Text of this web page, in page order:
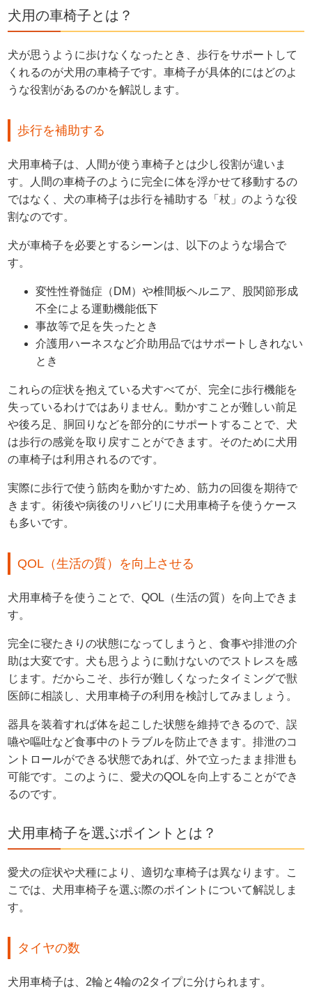
犬用の車椅子とは？
犬が思うように歩けなくなったとき、歩行をサポートして
くれるのが犬用の車椅子です。車椅子が具体的にはどのよ
うな役割があるのかを解説します。
歩行を補助する
犬用車椅子は、人間が使う車椅子とは少し役割が違いま
す。人間の車椅子のように完全に体を浮かせて移動するの
ではなく、犬の車椅子は歩行を補助する「杖」のような役
割なのです。
犬が車椅子を必要とするシーンは、以下のような場合で
す。
変性性脊髄症（DM）や椎間板ヘルニア、股関節形成
不全による運動機能低下
事故等で足を失ったとき
介護用ハーネスなど介助用品ではサポートしきれない
とき
これらの症状を抱えている犬すべてが、完全に歩行機能を
失っているわけではありません。動かすことが難しい前足
や後ろ足、胴回りなどを部分的にサポートすることで、犬
は歩行の感覚を取り戻すことができます。そのために犬用
の車椅子は利用されるのです。
実際に歩行で使う筋肉を動かすため、筋力の回復を期待で
きます。術後や病後のリハビリに犬用車椅子を使うケース
も多いです。
QOL（生活の質）を向上させる
犬用車椅子を使うことで、QOL（生活の質）を向上できま
す。
完全に寝たきりの状態になってしまうと、食事や排泄の介
助は大変です。犬も思うように動けないのでストレスを感
じます。だからこそ、歩行が難しくなったタイミングで獣
医師に相談し、犬用車椅子の利用を検討してみましょう。
器具を装着すれば体を起こした状態を維持できるので、誤
嚥や嘔吐など食事中のトラブルを防止できます。排泄のコ
ントロールができる状態であれば、外で立ったまま排泄も
可能です。このように、愛犬のQOLを向上することができ
るのです。
犬用車椅子を選ぶポイントとは？
愛犬の症状や犬種により、適切な車椅子は異なります。こ
こでは、犬用車椅子を選ぶ際のポイントについて解説しま
す。
タイヤの数
犬用車椅子は、2輪と4輪の2タイプに分けられます。